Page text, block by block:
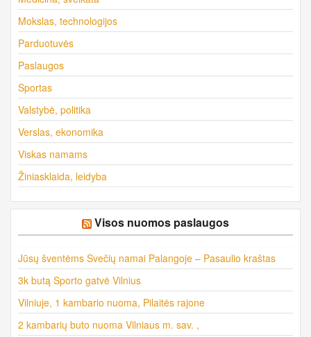
Mokslas, technologijos
Parduotuvės
Paslaugos
Sportas
Valstybė, politika
Verslas, ekonomika
Viskas namams
Žiniasklaida, leidyba
Visos nuomos paslaugos
Jūsų šventėms Svečių namai Palangoje – Pasaulio kraštas
3k butą Sporto gatvė Vilnius
Vilniuje, 1 kambario nuoma, Pilaitės rajone
2 kambarių buto nuoma Vilniaus m. sav. ,